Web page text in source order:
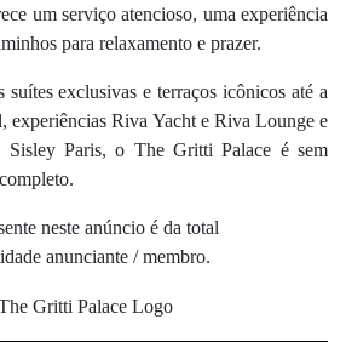
um serviço atencioso, uma experiência
para relaxamento e prazer.
suítes exclusivas e terraços icônicos até a
experiências Riva Yacht e Riva Lounge e
Paris, o The Gritti Palace é sem
neste anúncio é da total
anunciante / membro.